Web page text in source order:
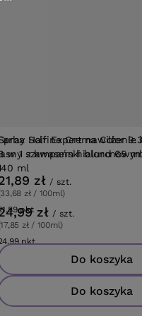
Spray Hair Expert nawilżenie i
wygładzenie 8 w 1 z kwasem
hialuronowym do włosów 140
24,99 zł /
szt.
(17,85 zł / 100ml)
24.99pktpunktów
Do koszyka
Farba Solfine Crema Color
bardzo jasny szampański
21,89 zł /
szt.
(33,68 zł / 100ml)
21.89pkt punktów
Do koszyka